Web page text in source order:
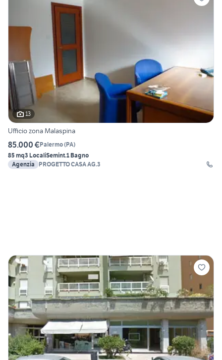
13
Ufficio zona Malaspina
85.000 €Palermo(PA)
85 mq3 LocaliSemint.1 Bagno
Agenzia
PROGETTO CASA AG.3